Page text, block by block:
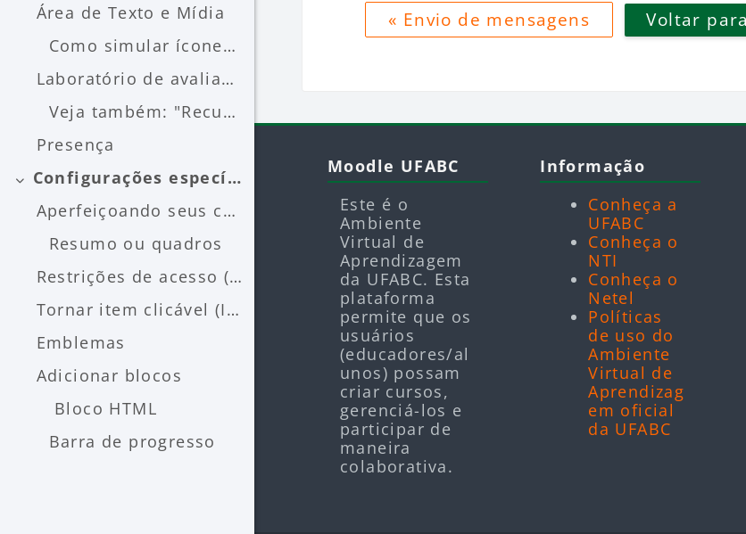
Área de Texto e Mídia
Como simular ícones do Moodle
Laboratório de avaliação
Veja também: "Recurso Laboratório de avaliação (professor) - LAE/FEAUSP"
Presença
Contrair
Configurações específicas
Aperfeiçoando seus conhecimentos Conheça um pouco ...
Resumo ou quadros
Restrições de acesso (condições)
Tornar item clicável (ImageMap)
Emblemas
Adicionar blocos
Bloco HTML
Barra de progresso
« Envio de mensagens Voltar
Moodle UFABC
Este é o
Ambiente
Virtual de
Aprendizagem
da UFABC. Esta
plataforma
permite que os
usuários
(educadores/al
unos) possam
criar cursos,
gerenciá-los e
participar de
maneira
colaborativa.
Informação
Conheça a
UFABC
Conheça o
NTI
Conheça o
Netel
Políticas
de uso do
Ambiente
Virtual de
Aprendizag
em oficial
da UFABC